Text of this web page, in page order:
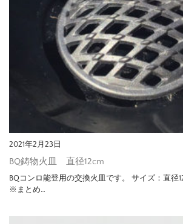
2021年2月23日
BQ鋳物火皿 直径12cm
BQコンロ能登用の交換火皿です。 サイズ：直径
※まとめ…